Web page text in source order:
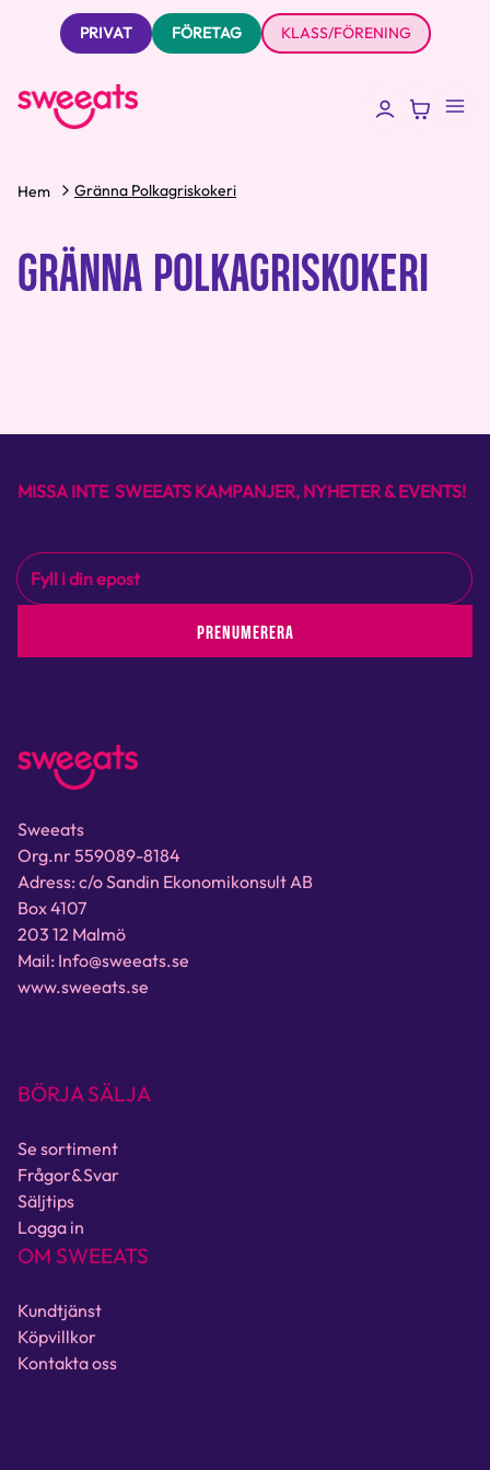
PRIVAT FÖRETAG KLASS/FÖRENING
Hem Gränna Polkagriskokeri
GRÄNNA POLKAGRISKOKERI
MISSA INTE SWEEATS KAMPANJER, NYHETER & EVENTS!
PRENUMERERA
Sweeats
Org.nr 559089-8184
Adress: c/o Sandin Ekonomikonsult AB
Box 4107
203 12 Malmö
Mail: Info@sweeats.se
www.sweeats.se
BÖRJA SÄLJA
Se sortiment
Frågor&Svar
Säljtips
Logga in
OM SWEEATS
Kundtjänst
Köpvillkor
Kontakta oss